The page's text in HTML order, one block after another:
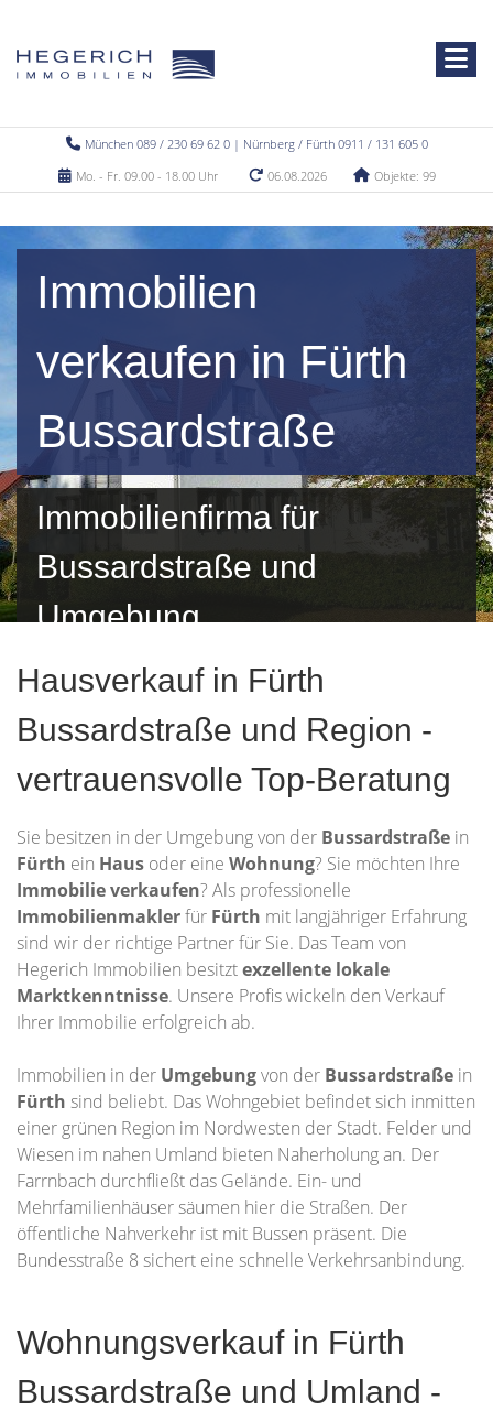
München 089 / 230 69 62 0 | Nürnberg / Fürth 0911 / 131 605 0
Mo. - Fr. 09.00 - 18.00 Uhr
06.08.2026 Objekte: 99
Immobilien
verkaufen in Fürth
Bussardstraße
Immobilienfirma für
Bussardstraße und
Umgebung
Hausverkauf in Fürth
Bussardstraße und Region -
vertrauensvolle Top-Beratung
Sie besitzen in der Umgebung von der Bussardstraße in
Fürth ein Haus oder eine Wohnung? Sie möchten Ihre
Immobilieverkaufen? Als professionelle
Immobilienmaklerfür Fürth mit langjähriger Erfahrung
sind wir der richtige Partner für Sie. Das Team von
Hegerich Immobilien besitztexzellente lokale
Marktkenntnisse. Unsere Profis wickeln den Verkauf
Ihrer Immobilie erfolgreich ab.
Immobilien in der Umgebungvon der Bussardstraße in
Fürth sind beliebt. Das Wohngebiet befindet sich inmitten
einer grünen Region im Nordwesten der Stadt. Felder und
Wiesen im nahen Umland bieten Naherholung an. Der
Farrnbach durchfließt das Gelände. Ein- und
Mehrfamilienhäuser säumen hier die Straßen. Der
öffentliche Nahverkehr ist mit Bussen präsent. Die
Bundesstraße 8 sichert eine schnelle Verkehrsanbindung.
Wohnungsverkauf in Fürth
Bussardstraße und Umland -